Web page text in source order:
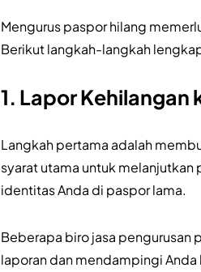
Mengurus paspor hilang
Berikut langkah-langkah
1. Lapor Kehilangan
Langkah pertama adalah
syarat utama untuk
identitas Anda di paspor lama.
Beberapa biro jasa pengurusan
laporan dan mendampingi